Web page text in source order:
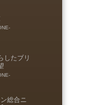
したブリ
総合ニ